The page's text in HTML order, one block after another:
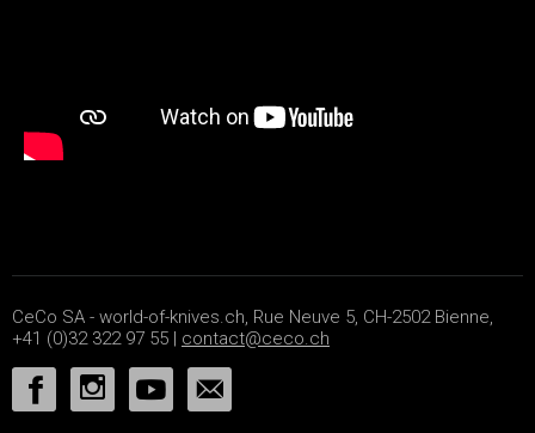
CeCo SA - world-of-knives.ch, Rue Neuve 5, CH-2502 Bienne,
+41 (0)32 322 97 55 | contact@ceco.ch